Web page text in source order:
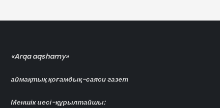
«Arqa aqshamy»
аймақтық қоғамдық-саяси газет
Меншік иесі-құрылтайшы: